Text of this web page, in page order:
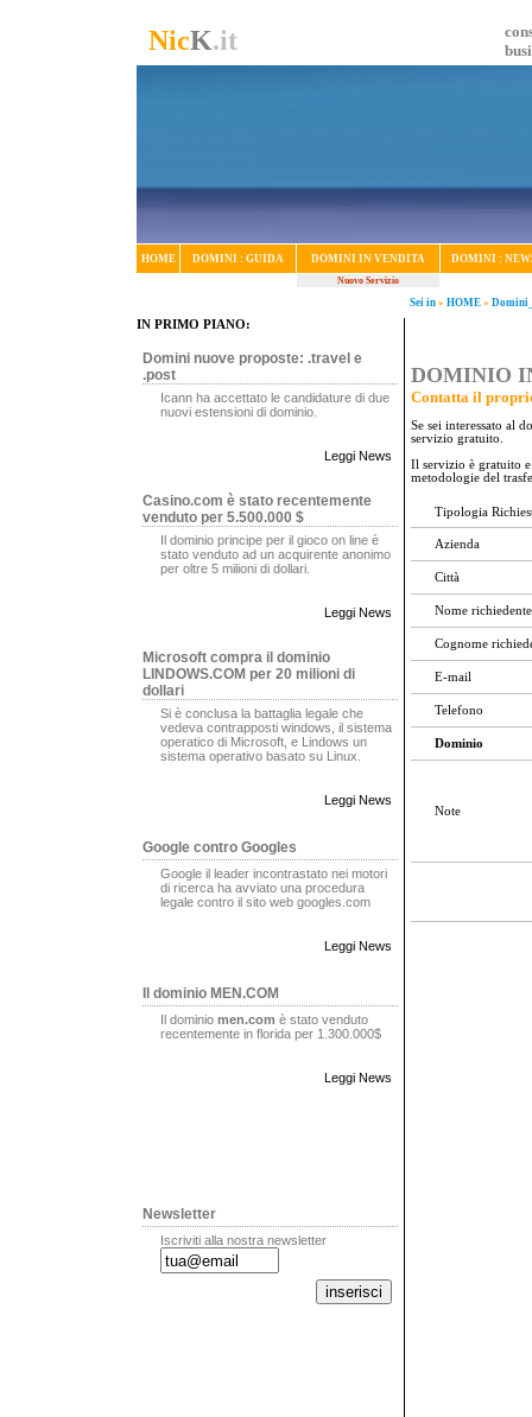
NicK.it
HOME DOMINI : GUIDA DOMINI IN VENDITA DOMINI :
Nuovo Servizio
Sei in » HOME »
IN PRIMO PIANO:
Domini nuove proposte: .travel e
.post
Icann ha accettato le candidature di due
nuovi estensioni di dominio.
Leggi News
Casino.com è stato recentemente
venduto per 5.500.000 $
Il dominio principe per il gioco on line è
stato venduto ad un acquirente anonimo
per oltre 5 milioni di dollari.
Leggi News
Microsoft compra il dominio
LINDOWS.COM per 20 milioni di
dollari
Si è conclusa la battaglia legale che
vedeva contrapposti windows, il sistema
operatico di Microsoft, e Lindows un
sistema operativo basato su Linux.
Leggi News
Google contro Googles
Google il leader incontrastato nei motori
di ricerca ha avviato una procedura
legale contro il sito web googles.com
Leggi News
Il dominio MEN.COM
Il dominio men.com è stato venduto
recentemente in florida per 1.300.000$
Leggi News
Newsletter
Iscriviti alla nostra newsletter
DOMINIO
Contatta il
Se sei interessato al
servizio gratuito.
Il servizio è gratuito
metodologie del
Tipologia
Azienda
Città
Nome richiedente
Cognome
E-mail
Telefono
Dominio
Note